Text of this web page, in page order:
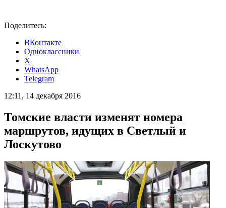
Поделитесь:
ВКонтакте
Одноклассники
X
WhatsApp
Telegram
12:11, 14 декабря 2016
Томские власти изменят номера
маршрутов, идущих в Светлый и
Лоскутово